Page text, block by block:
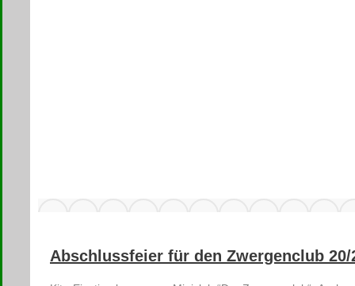
Abschlussfeier für den Zwergenclub 20/